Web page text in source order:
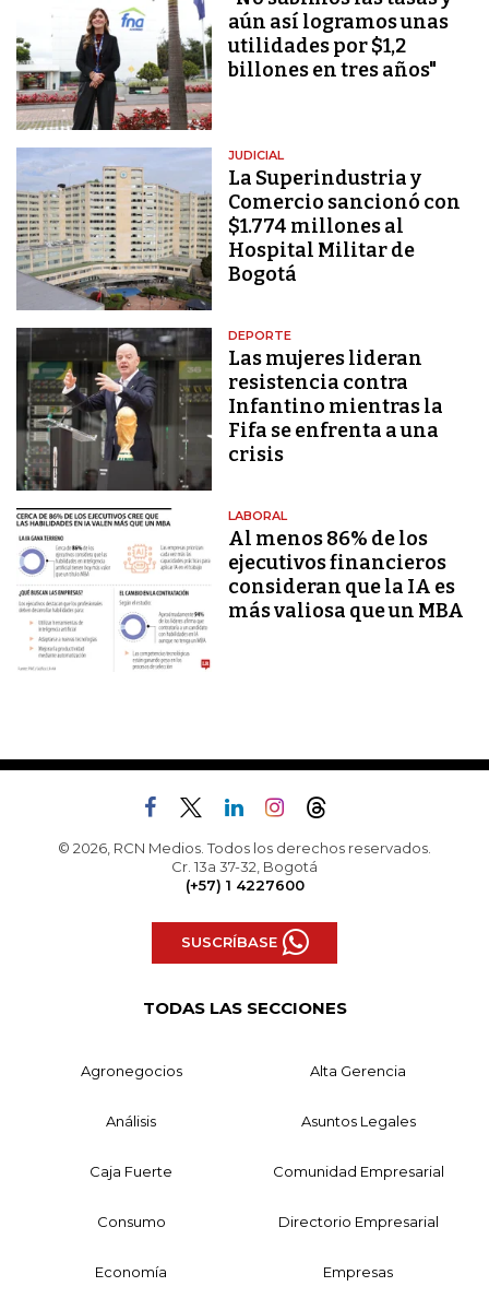
aún así logramos unas
utilidades por $1,2
billones en tres años"
JUDICIAL
La Superindustria y
Comercio sancionó con
$1.774 millones al
Hospital Militar de
Bogotá
DEPORTE
Las mujeres lideran
resistencia contra
Infantino mientras la
Fifa se enfrenta a una
crisis
LABORAL
Al menos 86% de los
ejecutivos financieros
consideran que la IA es
más valiosa que un MBA
© 2026, RCN Medios. Todos los derechos reservados.
Cr. 13a 37-32, Bogotá
(+57) 1 4227600
SUSCRÍBASE
TODAS LAS SECCIONES
Agronegocios Alta Gerencia
Análisis Asuntos Legales
Caja Fuerte Comunidad Empresarial
Consumo Directorio Empresarial
Economía Empresas